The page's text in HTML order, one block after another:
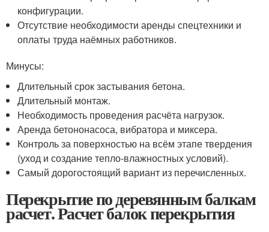
конфигурации.
Отсутствие необходимости аренды спецтехники и
оплаты труда наёмных работников.
Минусы:
Длительный срок застывания бетона.
Длительный монтаж.
Необходимость проведения расчёта нагрузок.
Аренда бетононасоса, вибратора и миксера.
Контроль за поверхностью на всём этапе твердения
(уход и создание тепло-влажностных условий).
Самый дорогостоящий вариант из перечисленных.
Перекрытие по деревянным балкам
расчет. Расчет балок перекрытия